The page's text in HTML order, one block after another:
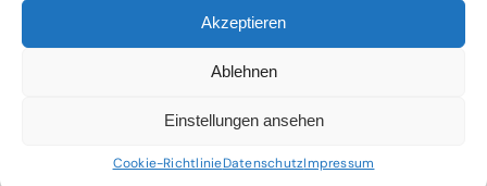
Akzeptieren
Ablehnen
Einstellungen ansehen
Cookie-RichtlinieDatenschutzImpressum
Days Payable Outstanding
(DPO)regelmäßig überwachen.
Häufige Fehler und
Lehren aus der Praxis